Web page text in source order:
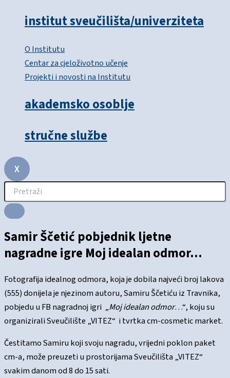
institut sveučilišta/univerziteta
O Institutu
Centar za cjeloživotno učenje
Projekti i novosti na Institutu
akademsko osoblje
stručne službe
X
Samir Ščetić pobjednik ljetne
nagradne igre Moj idealan odmor…
Fotografija idealnog odmora, koja je dobila najveći broj lakova
(555) donijela je njezinom autoru, Samiru Ščetiću iz Travnika,
pobjedu u FB nagradnoj igri „Moj idealan odmor…“, koju su
organizirali Sveučilište „VITEZ“ i tvrtka cm-cosmetic market.
Čestitamo Samiru koji svoju nagradu, vrijedni poklon paket
cm-a, može preuzeti u prostorijama Sveučilišta „VITEZ“
svakim danom od 8 do 15 sati.